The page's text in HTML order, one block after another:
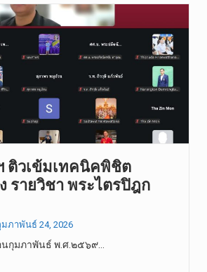
ติวเข้มเทคนิคพิชิต
รายวิชา พระไตรปิฎก
มภาพันธ์ 24, 2026
กุมภาพันธ์ พ.ศ.๒๕๖๙…